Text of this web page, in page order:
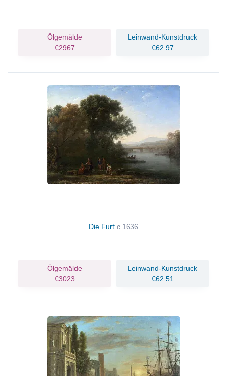
Ölgemälde
€2967
Leinwand-Kunstdruck
€62.97
Die Furt c.1636
Ölgemälde
€3023
Leinwand-Kunstdruck
€62.51